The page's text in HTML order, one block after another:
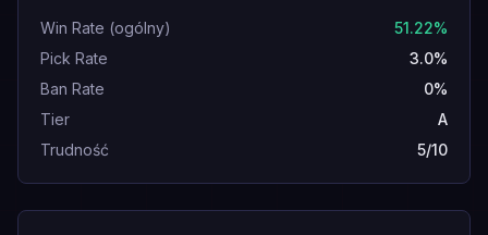
Win Rate (ogólny)
51.22%
Pick Rate
3.0%
Ban Rate
0%
Tier
A
Trudność
5/10